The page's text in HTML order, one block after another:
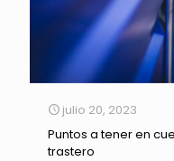
julio 20, 2023
Puntos a tener en
trastero